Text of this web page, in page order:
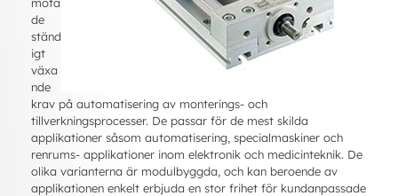
de
ständ
igt
växa
nde
krav på automatisering av monterings- och
tillverkningsprocesser. De passar för de mest skilda
applikationer såsom automatisering, specialmaskiner och
renrums- applikationer inom elektronik och medicinteknik. De
olika varianterna är modulbyggda, och kan beroende av
applikationen enkelt erbjuda en stor frihet för kundanpassade